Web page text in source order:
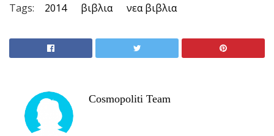
Tags: 2014 βιβλια νεα βιβλια
Cosmopoliti Team